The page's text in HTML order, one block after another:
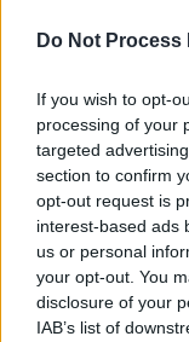
Do Not
If you wish to opt-
processing of your
targeted
section to confirm
opt-out request is
interest-based ads
us or personal
your opt-out. You
disclosure of your
IAB’s list of
22:10
Hauptkommissar
Flughafen gelandet,
direktem Weg zu
den frühen
Kommissare
Arian Bakhtari
Universität Leipzig
Tatort
SERIE